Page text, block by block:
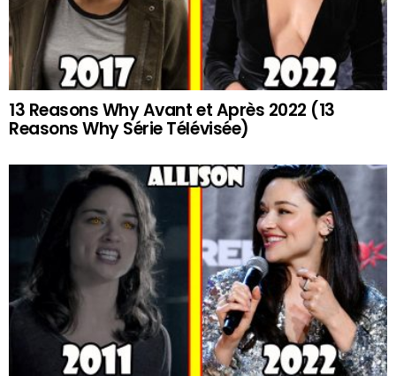
13 Reasons Why Avant et Après 2022 (13
Reasons Why Série Télévisée)